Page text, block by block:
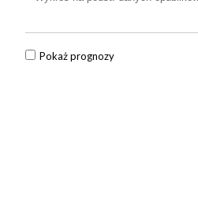
Pokaż prognozy